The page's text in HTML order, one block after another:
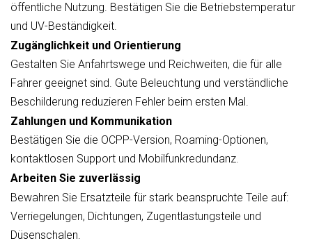
öffentliche Nutzung. Bestätigen Sie die Betriebstemperatur
und UV-Beständigkeit.
Zugänglichkeit und Orientierung
Gestalten Sie Anfahrtswege und Reichweiten, die für alle
Fahrer geeignet sind. Gute Beleuchtung und verständliche
Beschilderung reduzieren Fehler beim ersten Mal.
Zahlungen und Kommunikation
Bestätigen Sie die OCPP-Version, Roaming-Optionen,
kontaktlosen Support und Mobilfunkredundanz.
Arbeiten Sie zuverlässig
Bewahren Sie Ersatzteile für stark beanspruchte Teile auf:
Verriegelungen, Dichtungen, Zugentlastungsteile und
Düsenschalen.